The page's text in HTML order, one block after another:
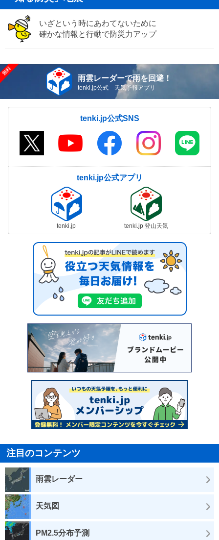
いざという時にあわてないために
確かな情報と行動で防災力アップ
雨雲レーダーで雨を回避！
tenki.jp公式 天気予報アプリ
tenki.jp公式SNS
tenki.jp公式アプリ
tenki.jp tenki.jp 登山天気
注目のコンテンツ
雨雲レーダー
天気図
PM2.5分布予測